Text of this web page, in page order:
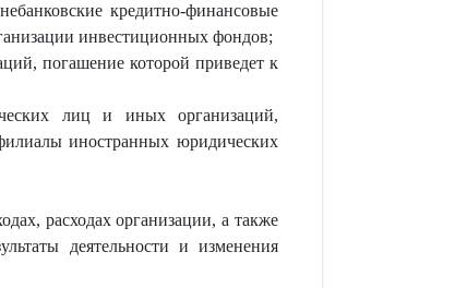
кредитно-финансовые
инвестиционных фондов;
погашение которой приведет к
лиц и иных организаций,
иностранных юридических
расходах организации, а также
деятельности и изменения